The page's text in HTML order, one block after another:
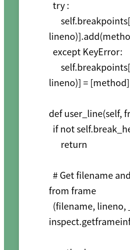
lineno)] = [method]
def user_line(self,
from frame